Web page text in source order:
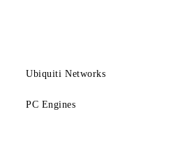
Ubiquiti Networks
PC Engines